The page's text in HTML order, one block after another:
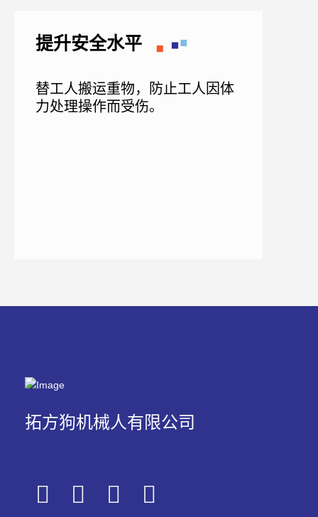
提升安全水平
替工人搬运重物，防止工人因体
力处理操作而受伤。
拓方狗机械人有限公司